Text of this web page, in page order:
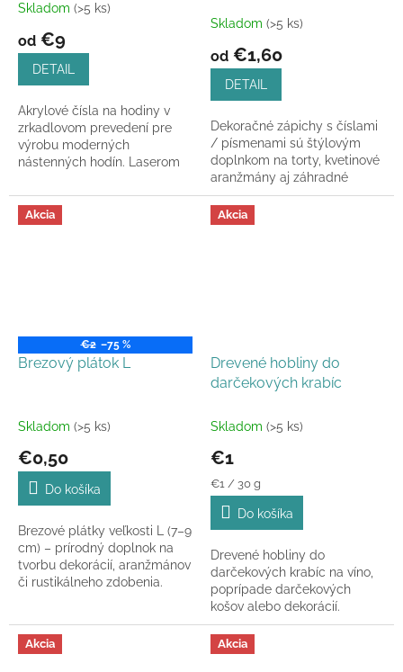
Priemerné
produktu
5,0
5
hviezdičiek.
Skladom (>5 ks)
od €9
DETAIL
Akrylové čísla na hodiny v
zrkadlovom prevedení pre
výrobu moderných
nástenných hodín. Laserom
leskom. Dostupné v rôznych...
Skladom (>5 ks)
od €1,60
DETAIL
Dekoračné zápichy s číslami
/ písmenami sú štýlovým
doplnkom na torty, kvetinové
aranžmány aj záhradné
dekorácie. Vyberte si číslo /
písmeno v...
Akcia
€2 –75 %
Brezový plátok L
Skladom (>5 ks)
€0,50
Do košíka
Brezové plátky veľkosti L (7–9
cm) – prírodný doplnok na
tvorbu dekorácií, aranžmánov
či rustikálneho zdobenia.
Akcia
Drevené hobliny do
darčekových krabíc
Skladom (>5 ks)
€1
Jednotková
cena:
€1 / 30 g
Do košíka
Drevené hobliny do
darčekových krabíc na víno,
poprípade darčekových
košov alebo dekorácií.
Akcia Akcia